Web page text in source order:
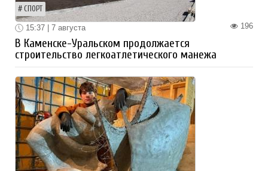
СПОРТ
196
15:37 | 7 августа
В Каменске-Уральском продолжается
строительство легкоатлетического манежа